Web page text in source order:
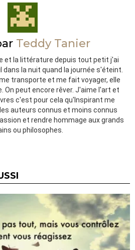
Teddy Tanier
et la littérature depuis tout petit j'ai
dans la nuit quand la journée s'éteint.
transporte et me fait voyager, elle
On peut encore rêver. J'aime l'art et
c'est pour cela qu'Inspirant me
auteurs connus et moins connus
et rendre hommage aux grands
ou philosophes.